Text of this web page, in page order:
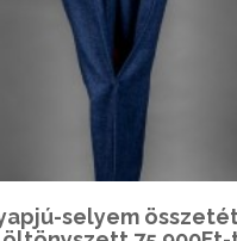
selyem